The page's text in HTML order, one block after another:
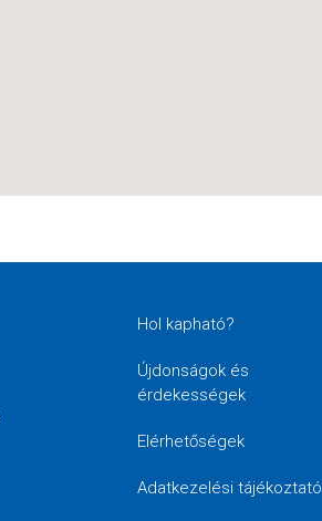
Hol kapható?
Újdonságok és
érdekességek
Elérhetőségek
Adatkezelési tájékoztató